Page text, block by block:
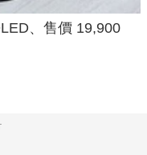
、售價 19,900